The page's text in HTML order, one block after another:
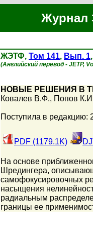
Журнал
ЖЭТФ, Том 141, Вып. 1
(Английский перевод - JETP,
НОВЫЕ РЕШЕНИЯ В
Ковалев В.Ф., Попов
Поступила в редакцию:
PDF (1179.1K)
На основе
Шредингера,
самофокусировочных
насыщения
радиальным
границы ее